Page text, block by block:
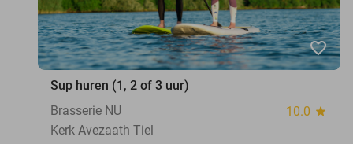
favorite_border
Sup huren (1, 2 of 3 uur)
Brasserie NU
10.0 star
Kerk Avezaath Tiel